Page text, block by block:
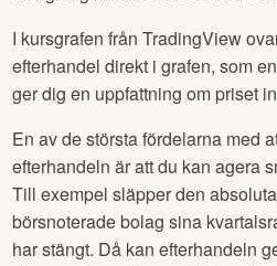
I kursgrafen från TradingView
efterhandel direkt i grafen, som
ger dig en uppfattning om priset
En av de största fördelarna med
efterhandeln är att du kan agera
Till exempel släpper den
börsnoterade bolag sina
har stängt. Då kan efterhandeln